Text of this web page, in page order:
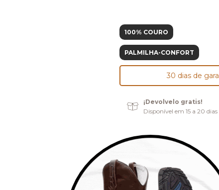
100% COURO
PALMILHA-CONFORT
30 dias de
¡Devolvelo gratis!
Disponível em 15 a 20 dias